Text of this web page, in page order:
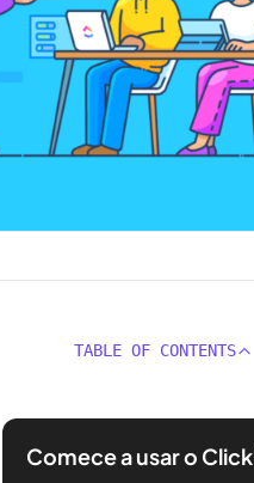
TABLE OF CONTENTS
Comece a usar o